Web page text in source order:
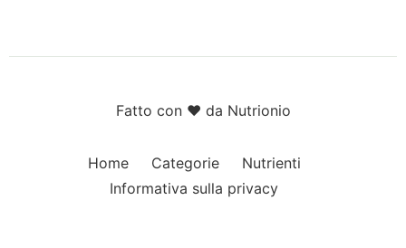
Fatto con ❤️ da Nutrionio
Home Categorie
Nutrienti
Informativa sulla privacy